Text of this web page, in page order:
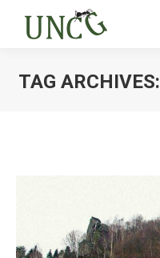
TAG ARCHIVES: